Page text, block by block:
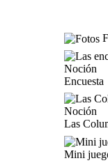
Encuesta
Las
Mini